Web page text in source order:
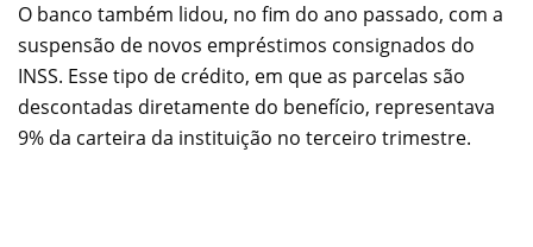
O banco também lidou, no fim do ano passado, com a
suspensão de novos empréstimos consignados do
INSS. Esse tipo de crédito, em que as parcelas são
descontadas diretamente do benefício, representava
9% da carteira da instituição no terceiro trimestre.